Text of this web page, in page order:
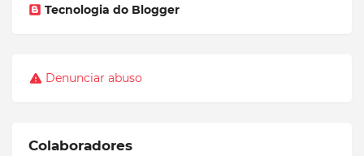
Tecnologia do Blogger
Denunciar abuso
Colaboradores